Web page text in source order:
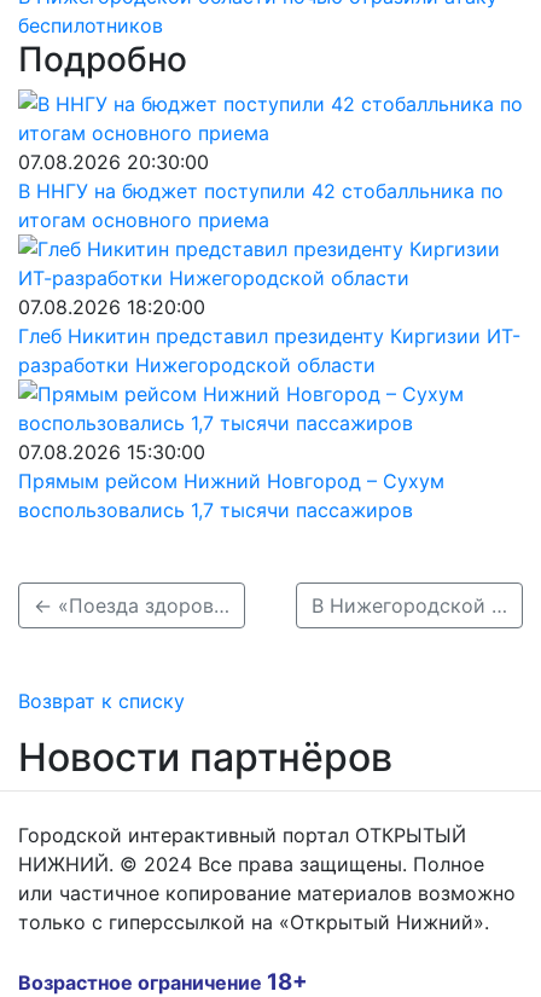
беспилотников
Подробно
07.08.2026 20:30:00
В ННГУ на бюджет поступили 42 стобалльника по
итогам основного приема
07.08.2026 18:20:00
Глеб Никитин представил президенту Киргизии ИТ-
разработки Нижегородской области
07.08.2026 15:30:00
Прямым рейсом Нижний Новгород – Сухум
воспользовались 1,7 тысячи пассажиров
← «Поезда здоровья» в Нижегородской области за полгода совершили 125 выездов В Нижегородской области поддержат 13 социальных бизнес-проектов →
Возврат к списку
Новости партнёров
Городской интерактивный портал ОТКРЫТЫЙ
НИЖНИЙ. © 2024 Все права защищены. Полное
или частичное копирование материалов возможно
только с гиперссылкой на «Открытый Нижний».
Возрастное ограничение 18+